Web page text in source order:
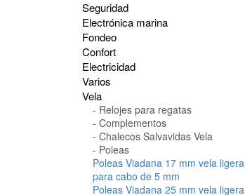
Seguridad
Electrónica marina
Fondeo
Confort
Electricidad
Varios
Vela
Relojes para regatas
Complementos
Chalecos Salvavidas Vela
Poleas
Poleas Viadana 17 mm vela ligera
para cabo de 5 mm
Poleas Viadana 25 mm vela ligera